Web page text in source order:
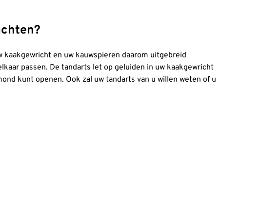
en uw kauwspieren daarom uitgebreid
passen. De tandarts let op geluiden in uw kaakgewricht
kunt openen. Ook zal uw tandarts van u willen weten of u